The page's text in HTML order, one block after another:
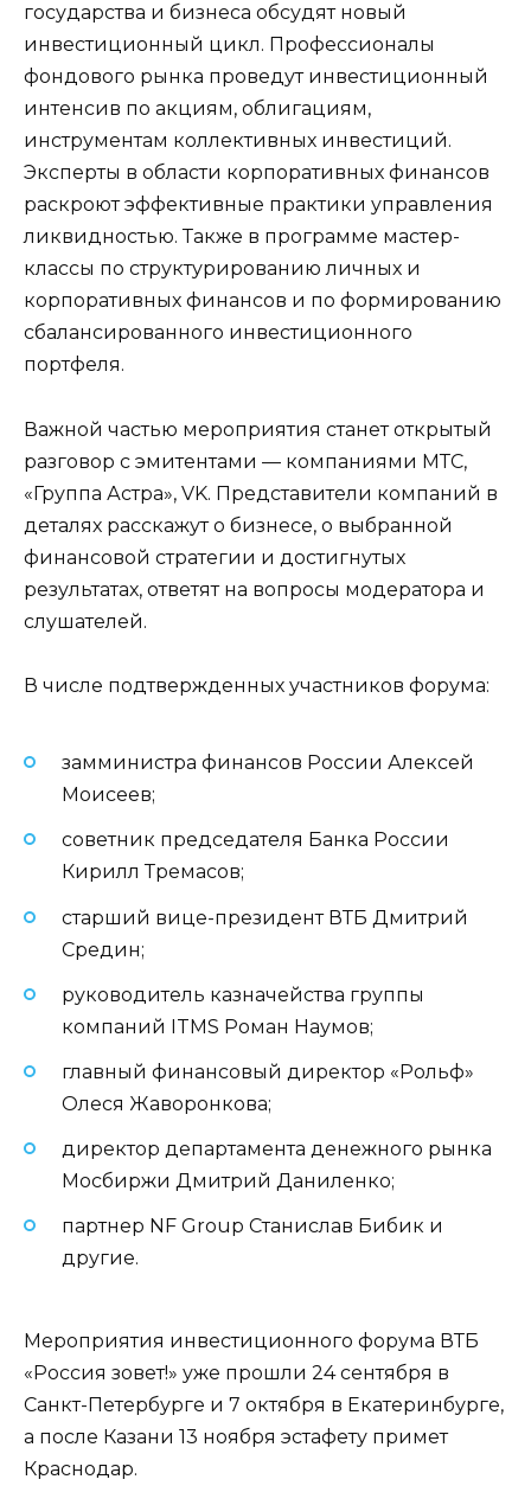
государства и бизнеса обсудят новый
инвестиционный цикл. Профессионалы
фондового рынка проведут инвестиционный
интенсив по акциям, облигациям,
инструментам коллективных инвестиций.
Эксперты в области корпоративных финансов
раскроют эффективные практики управления
ликвидностью. Также в программе мастер-
классы по структурированию личных и
корпоративных финансов и по формированию
сбалансированного инвестиционного
портфеля.
Важной частью мероприятия станет открытый
разговор с эмитентами — компаниями МТС,
«Группа Астра», VK. Представители компаний в
деталях расскажут о бизнесе, о выбранной
финансовой стратегии и достигнутых
результатах, ответят на вопросы модератора и
слушателей.
В числе подтвержденных участников форума:
замминистра финансов России Алексей
Моисеев;
советник председателя Банка России
Кирилл Тремасов;
старший вице-президент ВТБ Дмитрий
Средин;
руководитель казначейства группы
компаний ITMS Роман Наумов;
главный финансовый директор «Рольф»
Олеся Жаворонкова;
директор департамента денежного рынка
Мосбиржи Дмитрий Даниленко;
партнер NF Group Станислав Бибик и
другие.
Мероприятия инвестиционного форума ВТБ
«Россия зовет!» уже прошли 24 сентября в
Санкт-Петербурге и 7 октября в Екатеринбурге,
а после Казани 13 ноября эстафету примет
Краснодар.